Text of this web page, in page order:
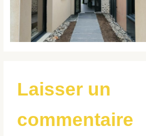
Laisser un
commentaire